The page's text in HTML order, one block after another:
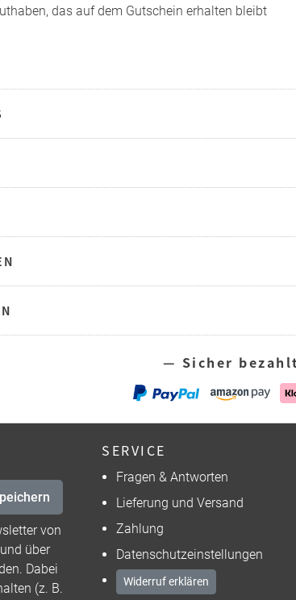
das auf dem Gutschein erhalten bleibt
— Sicher
von
über
Dabei
(z. B.
SERVICE
Fragen & Antworten
Lieferung und Versand
Zahlung
Datenschutzeinstellungen
Widerruf erklären